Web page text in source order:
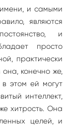
имени, и самыми
являются
и
просто
практически
конечно же,
этом ей могут
интеллект,
хитрость. Она
целей, и